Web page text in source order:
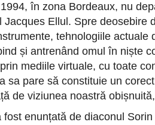
în zona Bordeaux, nu
Jacques Ellul. Spre deosebire
tehnologiile actuale
și antrenând omul în niște
mediile virtuale, cu toate
sa pare să constituie un
de viziunea noastră
fost enunțată de diaconul